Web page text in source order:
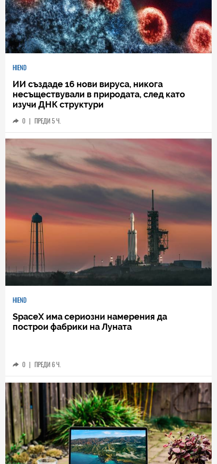
HIEND
ИИ създаде 16 нови вируса, никога
несъществували в природата, след като
изучи ДНК структури
0 | ПРЕДИ 5 Ч.
HIEND
SpaceX има сериозни намерения да
построи фабрики на Луната
0 | ПРЕДИ 6 Ч.